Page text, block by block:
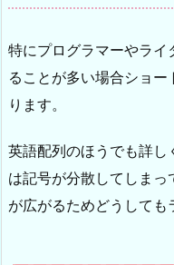
特にプログラマーやライ
ることが多い場合ショ
ります。
英語配列のほうでも詳し
は記号が分散してしま
が広がるためどうしても